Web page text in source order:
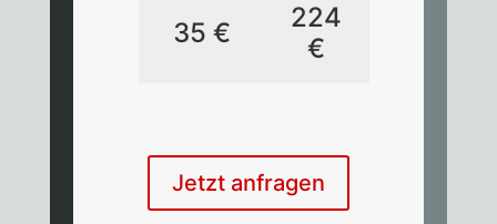
35 €
224
€
Jetzt anfragen